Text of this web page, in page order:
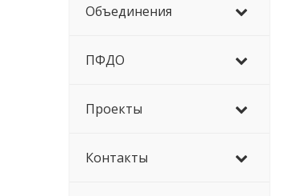
Объединения
ПФДО
Проекты
Контакты